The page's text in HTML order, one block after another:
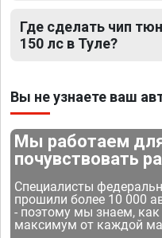
Где сделать чип
150 лс в Туле?
Вы не узнаете ваш
Мы работаем
почувствовать
Специалисты
прошили более 10 000
- поэтому мы знаем,
максимум от каждой